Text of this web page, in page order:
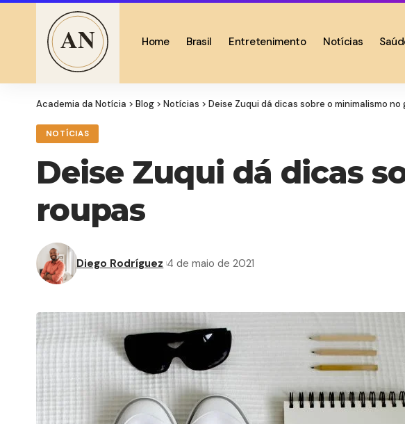
Home Brasil Entretenimento Notícias
Academia da Notícia > Blog > Notícias > Deise Zuqui dá dicas sobre o minimalismo
NOTÍCIAS
Deise Zuqui dá dicas
roupas
Diego Rodríguez 4 de maio de 2021